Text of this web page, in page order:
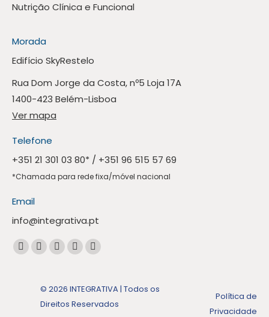
Nutrição Clínica e Funcional
Morada
Edifício SkyRestelo
Rua Dom Jorge da Costa, nº5 Loja 17A
1400-423 Belém-Lisboa
Ver mapa
Telefone
+351 21 301 03 80* / +351 96 515 57 69
*Chamada para rede fixa/móvel nacional
Email
info@integrativa.pt
Encontre-nos em:
A
Facebook
abre
A
Linkedin
abre
A
Instagram
abre
A
Mail
abre
A
Whatsapp
abre
© 2026 INTEGRATIVA | Todos os
Direitos Reservados
Política de
Privacidade